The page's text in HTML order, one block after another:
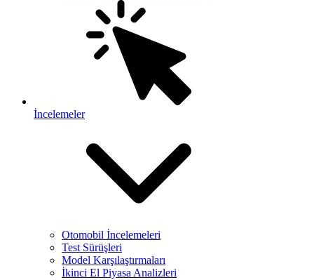
İncelemeler
Otomobil İncelemeleri
Test Sürüşleri
Model Karşılaştırmaları
İkinci El Piyasa Analizleri